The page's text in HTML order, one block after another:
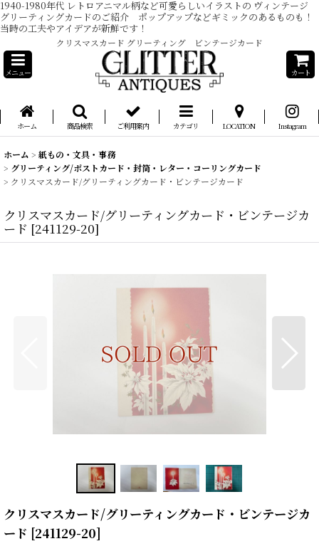
1940-1980年代 レトロアニマル柄など可愛らしいイラストの ヴィンテージ
グリーティングカードのご紹介 ポップアップなどギミックのあるものも！
当時の工夫やアイデアが新鮮です！
クリスマスカード グリーティング ビンテージカード
メニュー カート
ホーム 商品検索 ご利用案内 カテゴリ LOCATION Instagram
ホーム > 紙もの・文具・事務
> グリーティング/ポストカード・封筒・レター・コーリングカード
> クリスマスカード/グリーティングカード・ビンテージカード
クリスマスカード/グリーティングカード・ビンテージカ
ード [241129-20]
クリスマスカード/グリーティングカード・ビンテージカ
ード [241129-20]